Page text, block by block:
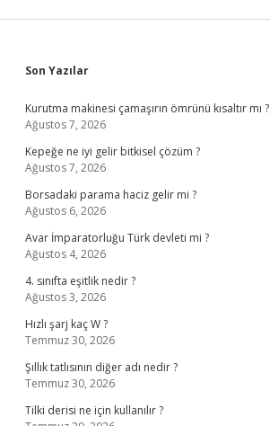
Sidebar
Son Yazılar
Kurutma makinesi çamaşırın ömrünü kısaltır mı ?
Ağustos 7, 2026
Kepeğe ne iyi gelir bitkisel çözüm ?
Ağustos 7, 2026
Borsadaki parama haciz gelir mi ?
Ağustos 6, 2026
Avar İmparatorluğu Türk devleti mi ?
Ağustos 4, 2026
4. sınıfta eşitlik nedir ?
Ağustos 3, 2026
Hızlı şarj kaç W ?
Temmuz 30, 2026
Şıllık tatlısının diğer adı nedir ?
Temmuz 30, 2026
Tilki derisi ne için kullanılır ?